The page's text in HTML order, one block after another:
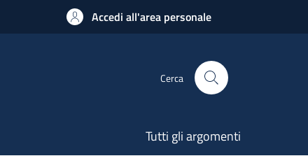
Accedi all'area personale
Cerca
Tutti gli argomenti